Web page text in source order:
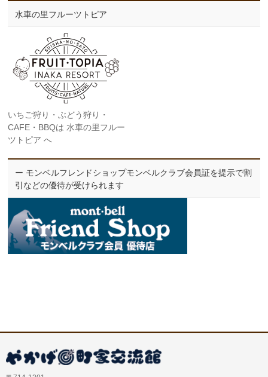
水車の里フルーツトピア
いちご狩り・ぶどう狩り・
CAFE・BBQは 水車の里フルー
ツトピア へ
ー モンベルフレンドショップモンベルクラブ会員証を提示で割
引などの優待が受けられます